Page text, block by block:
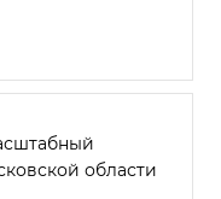
области